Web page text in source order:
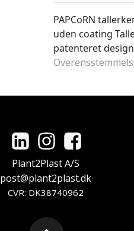
PAPCoRN
uden coating
patenteret
Plant2Plast A/S
post@plant2plast.dk
CVR: DK38740962